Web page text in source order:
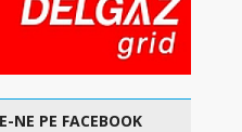
NE PE FACEBOOK